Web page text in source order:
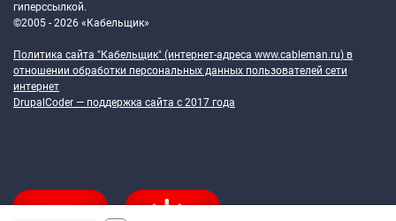
гиперссылкой.
©2005 - 2026 «Кабельщик»
Политика сайта "Кабельщик" (интернет-адреса www.cableman.ru) в
отношении обработки персональных данных пользователей сети
интернет
DrupalCoder — поддержка сайта c 2017 года